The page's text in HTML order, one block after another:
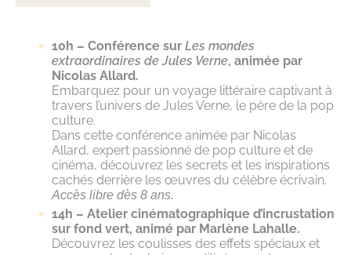
10h – Conférence sur Les mondes
extraordinaires de Jules Verne, animée par
Nicolas Allard.
Embarquez pour un voyage littéraire captivant à
travers l’univers de Jules Verne, le père de la pop
culture.
Dans cette conférence animée par Nicolas
Allard, expert passionné de pop culture et de
cinéma, découvrez les secrets et les inspirations
cachés derrière les œuvres du célèbre écrivain.
Accès libre dès 8 ans.
14h – Atelier cinématographique d’incrustation
sur fond vert, animé par Marlène Lahalle.
Découvrez les coulisses des effets spéciaux et